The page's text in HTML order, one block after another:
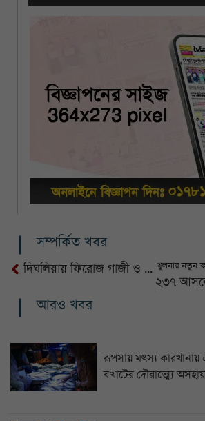
সম্পর্কিত খবর
দিঘলিয়ায় ফিরোজ গাজী ও আফজাল অপহরণের ১৫ বছর পর মামলা খুলনার নতুন
আরও খবর
রূপসায় মৎস্য
বখাটের দৌরাত্ম্যে